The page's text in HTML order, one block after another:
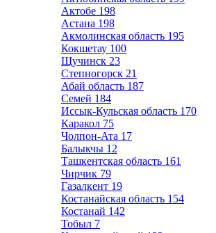
Актобе 198
Астана 198
Акмолинская область 195
Кокшетау 100
Щучинск 23
Степногорск 21
Абай область 187
Семей 184
Иссык-Кульская область 170
Каракол 75
Чолпон-Ата 17
Балыкчы 12
Ташкентская область 161
Чирчик 79
Газалкент 19
Костанайская область 154
Костанай 142
Тобыл 7